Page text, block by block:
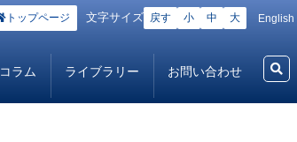
トップページ 文字サイズ 戻す 小 中 大 English
コラム ライブラリー お問い合わせ